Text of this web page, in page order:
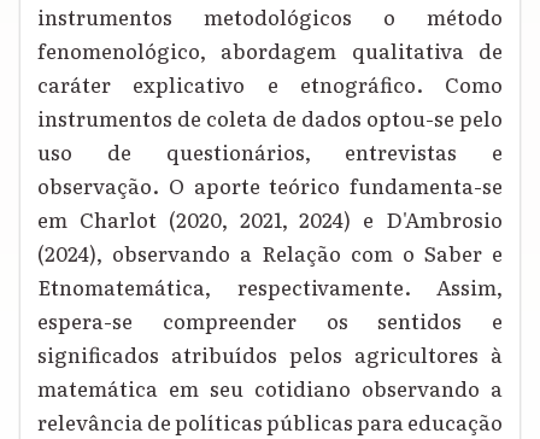
instrumentos metodológicos o método
fenomenológico, abordagem qualitativa de
caráter explicativo e etnográfico. Como
instrumentos de coleta de dados optou-se pelo
uso de questionários, entrevistas e
observação. O aporte teórico fundamenta-se
em Charlot (2020, 2021, 2024) e D'Ambrosio
(2024), observando a Relação com o Saber e
Etnomatemática, respectivamente. Assim,
espera-se compreender os sentidos e
significados atribuídos pelos agricultores à
matemática em seu cotidiano observando a
relevância de políticas públicas para educação